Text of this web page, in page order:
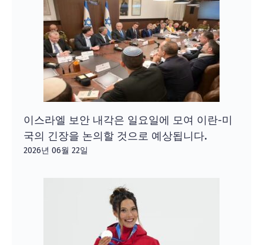
이스라엘 보안 내각은 일요일에 모여 이란-미
국의 긴장을 논의할 것으로 예상됩니다.
2026년 06월 22일